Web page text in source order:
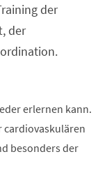
der
der
erlernen kann.
cardiovaskulären
besonders der